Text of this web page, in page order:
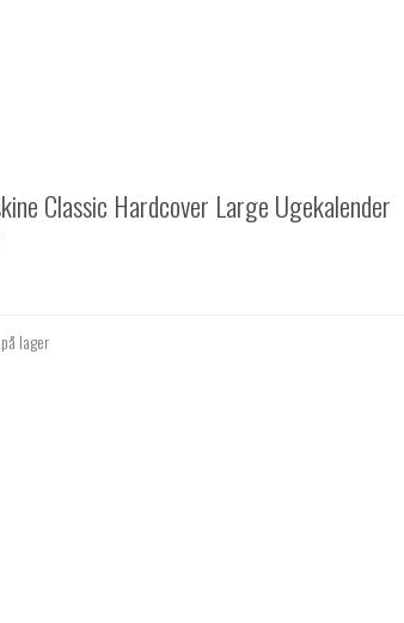
Classic Hardcover Large Ugekalender
lager